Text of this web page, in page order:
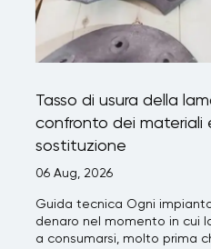
Tasso di usura della
confronto dei materiali
sostituzione
06 Aug, 2026
Guida tecnica Ogni
denaro nel momento in cui
a consumarsi, molto prima